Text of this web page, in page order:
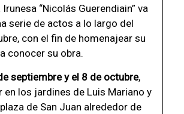
Irunesa “Nicolás Guerendiain” va
serie de actos a lo largo del
con el fin de homenajear su
conocer su obra.
septiembre y el 8 de octubre,
en los jardines de Luis Mariano y
de San Juan alrededor de